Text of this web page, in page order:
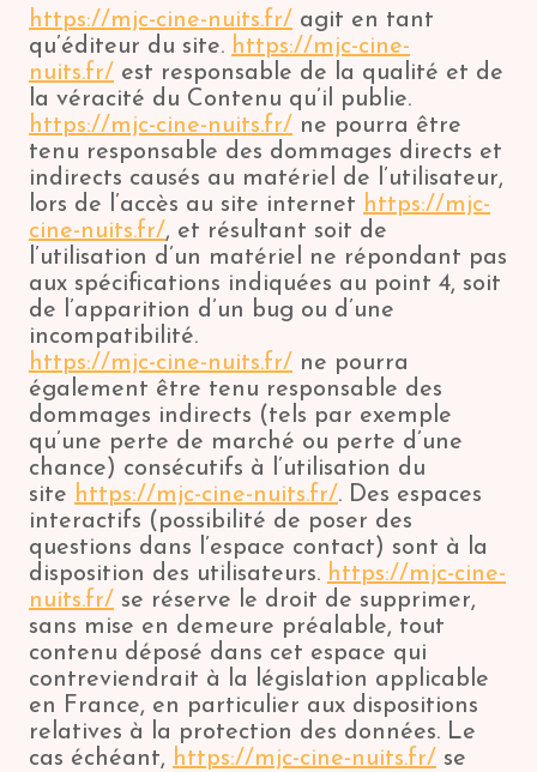
https://mjc-cine-nuits.fr/ agit en tant
qu’éditeur du site. https://mjc-cine-
nuits.fr/ est responsable de la qualité et de
la véracité du Contenu qu’il publie.
https://mjc-cine-nuits.fr/ ne pourra être
tenu responsable des dommages directs et
indirects causés au matériel de l’utilisateur,
lors de l’accès au site internet https://mjc-
cine-nuits.fr/, et résultant soit de
l’utilisation d’un matériel ne répondant pas
aux spécifications indiquées au point 4, soit
de l’apparition d’un bug ou d’une
incompatibilité.
https://mjc-cine-nuits.fr/ ne pourra
également être tenu responsable des
dommages indirects (tels par exemple
qu’une perte de marché ou perte d’une
chance) consécutifs à l’utilisation du
site https://mjc-cine-nuits.fr/. Des espaces
interactifs (possibilité de poser des
questions dans l’espace contact) sont à la
disposition des utilisateurs. https://mjc-cine-
nuits.fr/ se réserve le droit de supprimer,
sans mise en demeure préalable, tout
contenu déposé dans cet espace qui
contreviendrait à la législation applicable
en France, en particulier aux dispositions
relatives à la protection des données. Le
cas échéant, https://mjc-cine-nuits.fr/ se